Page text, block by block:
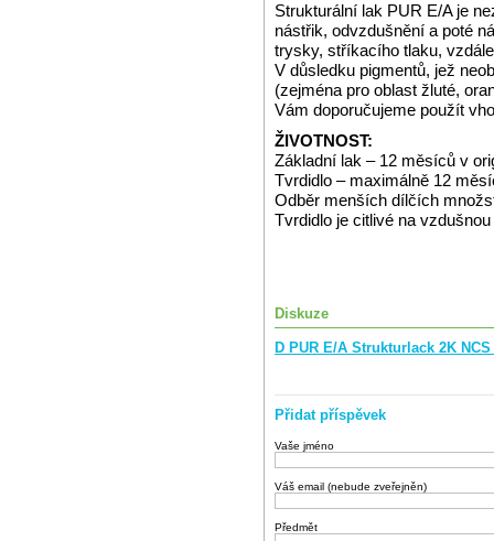
Strukturální lak PUR E/A je
nástřik, odvzdušnění a poté
trysky, stříkacího tlaku,
V důsledku pigmentů, jež
(zejména pro oblast žluté,
Vám doporučujeme použít
ŽIVOTNOST:
Základní lak – 12 měsíců v
Tvrdidlo – maximálně 12
Odběr menších dílčích
Tvrdidlo je citlivé na
Diskuze
D PUR E/A Strukturlack 2K
Přidat příspěvek
Vaše jméno
Váš email (nebude zveřejněn)
Předmět